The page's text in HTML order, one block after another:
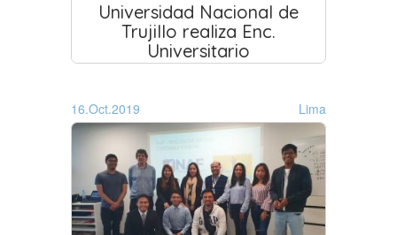
Universidad Nacional de
Trujillo realiza Enc.
Universitario
16.Oct.2019 Lima